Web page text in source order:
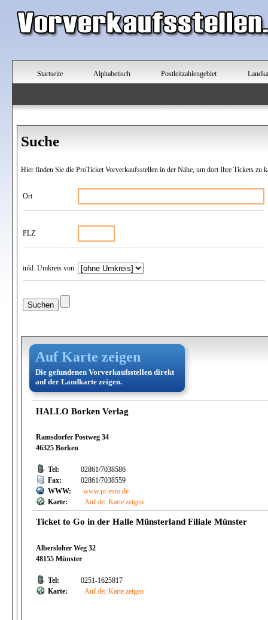
Startseite Alphabetisch Postleitzahlengebiet
Suche
Hier finden Sie die ProTicket Vorverkaufsstellen in der Nähe, um dort Ihre Tickets zu
Ort
PLZ
inkl. Umkreis von
Auf Karte zeigen
Die gefundenen Vorverkaufsstellen direkt
auf der Landkarte zeigen.
HALLO Borken Verlag
Ramsdorfer Postweg 34
46325 Borken
Tel:
02861/7038586
Fax:
02861/7038559
WWW:
www.pr-esto.de
Karte:
Auf der Karte zeigen
Ticket to Go in der Halle Münsterland Filiale Münster
Albersloher Weg 32
48155 Münster
Tel:
0251-1625817
Karte:
Auf der Karte zeigen